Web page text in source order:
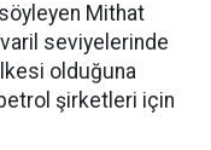
Mithat
varil seviyelerinde
olduğuna
şirketleri için